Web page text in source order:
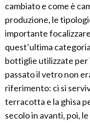
cambiato e come è
produzione, le
importante
quest’ultima
bottiglie utilizzate per
passato il vetro non
riferimento: ci si
terracotta e la ghisa
secolo in avanti, poi,